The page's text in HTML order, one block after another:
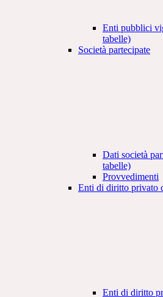
Enti pubblici
tabelle)
Società partecipate
Dati società
tabelle)
Provvedimenti
Enti di diritto privato
Enti di diritto